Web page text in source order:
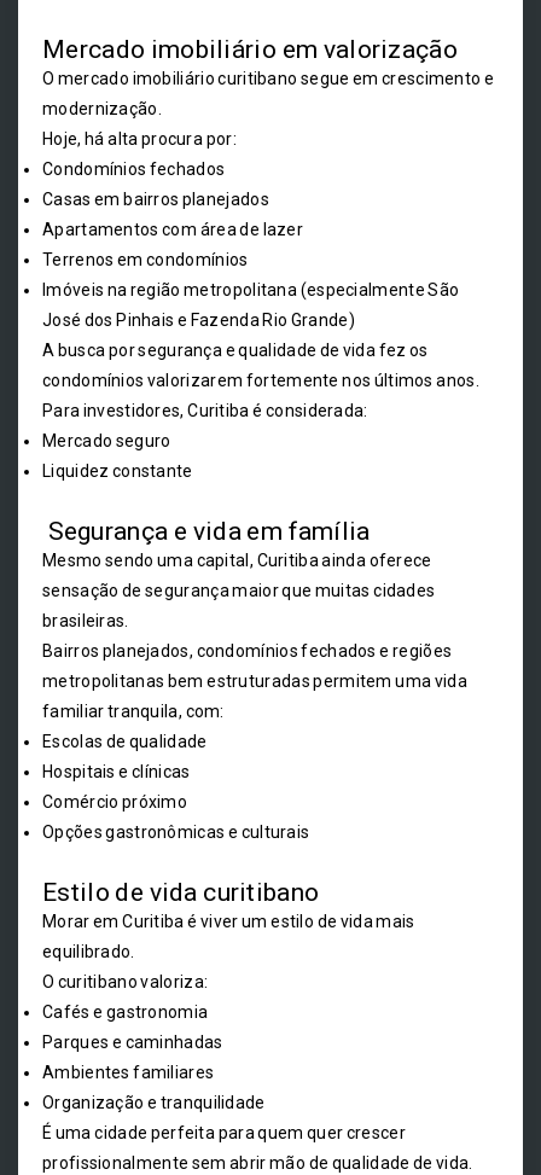
Mercado imobiliário em valorização
O mercado imobiliário curitibano segue em crescimento e
modernização.
Hoje, há alta procura por:
Condomínios fechados
Casas em bairros planejados
Apartamentos com área de lazer
Terrenos em condomínios
Imóveis na região metropolitana (especialmente São
José dos Pinhais e Fazenda Rio Grande)
A busca por segurança e qualidade de vida fez os
condomínios valorizarem fortemente nos últimos anos.
Para investidores, Curitiba é considerada:
Mercado seguro
Liquidez constante
Segurança e vida em família
Mesmo sendo uma capital, Curitiba ainda oferece
sensação de segurança maior que muitas cidades
brasileiras.
Bairros planejados, condomínios fechados e regiões
metropolitanas bem estruturadas permitem uma vida
familiar tranquila, com:
Escolas de qualidade
Hospitais e clínicas
Comércio próximo
Opções gastronômicas e culturais
Estilo de vida curitibano
Morar em Curitiba é viver um estilo de vida mais
equilibrado.
O curitibano valoriza:
Cafés e gastronomia
Parques e caminhadas
Ambientes familiares
Organização e tranquilidade
É uma cidade perfeita para quem quer crescer
profissionalmente sem abrir mão de qualidade de vida.